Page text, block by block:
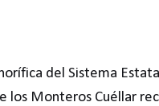
del Sistema
los Monteros Cuéllar